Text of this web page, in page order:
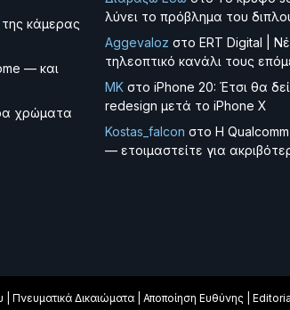
της κάμερας
— και
χρώματα
λύνει το πρόβλημα του
AggevalozστοERT Digital |
τηλεοπτικό κανάλι τους
MKστοiPhone 20: Έτσι θα
redesign μετά το iPhone X
Kostas_falconστοΗ
— ετοιμαστείτε για
Πνευματικά Δικαιώματα Αποποίηση Ευθύνης